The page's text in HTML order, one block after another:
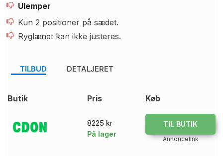
Ulemper
Kun 2 positioner på sædet.
Ryglænet kan ikke justeres.
TILBUD DETALJERET
Butik Pris Køb
8225 kr
På lager
TIL BUTIK
Annoncelink